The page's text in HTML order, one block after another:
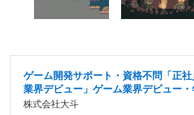
ゲーム開発サポート・資格不問「正
業界デビュー」ゲーム業界デビュー
株式会社大斗